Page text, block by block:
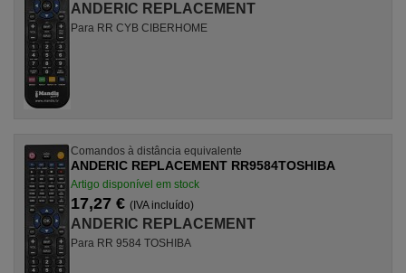
ANDERIC REPLACEMENT
Para RR CYB CIBERHOME
Comandos à distância equivalente
ANDERIC REPLACEMENT RR9584TOSHIBA
Artigo disponível em stock
17,27 € (IVA incluído)
ANDERIC REPLACEMENT
Para RR 9584 TOSHIBA